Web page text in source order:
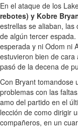
En el ataque de los
rebotes) y Kobre
estrellas se aliaban,
de algún tercer
esperada y ni Odom ni
estuvieron bien de cara
pasó de la decena de
Con Bryant tomandose
problemas con las
amo del partido en el
lección de como dirigir
compañeros, en un